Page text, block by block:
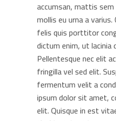
accumsan, mattis sem
mollis eu urna a varius.
felis quis porttitor
dictum enim, ut lacinia
Pellentesque nec elit
fringilla vel sed elit.
fermentum velit a
ipsum dolor sit amet,
elit. Quisque in est